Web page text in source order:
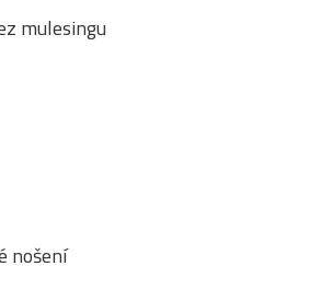
mulesingu
nošení